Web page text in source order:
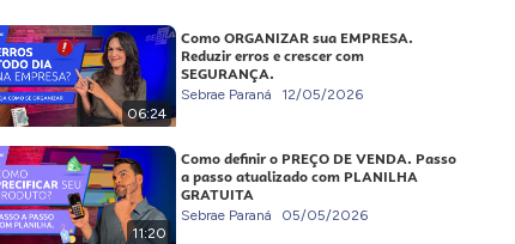
06:24
Como ORGANIZAR sua EMPRESA.
Reduzir erros e crescer com
SEGURANÇA.
Sebrae Paraná 12/05/2026
11:20
Como definir o PREÇO DE VENDA. Passo
a passo atualizado com PLANILHA
GRATUITA
Sebrae Paraná 05/05/2026